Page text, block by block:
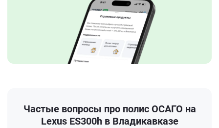
Частые вопросы про полис ОСАГО на
Lexus ES300h в Владикавказе